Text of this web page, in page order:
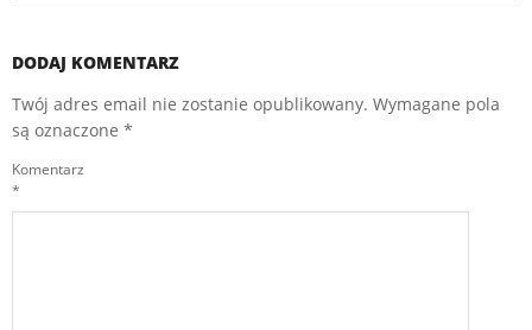
DODAJ KOMENTARZ
Twój adres email nie zostanie opublikowany. Wymagane pola
są oznaczone *
Komentarz
*